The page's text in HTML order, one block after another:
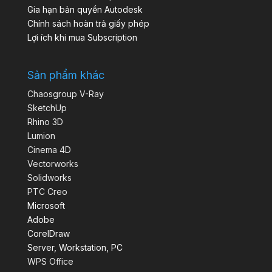
Gia hạn bản quyền Autodesk
Chính sách hoàn trả giấy phép
Lợi ích khi mua Subscription
Sản phẩm khác
Chaosgroup V-Ray
SketchUp
Rhino 3D
Lumion
Cinema 4D
Vectorworks
Solidworks
PTC Creo
Microsoft
Adobe
CorelDraw
Server, Workstation, PC
WPS Office